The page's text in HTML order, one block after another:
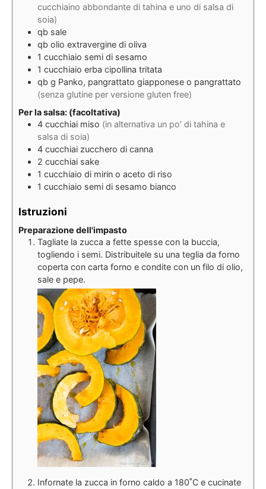
cucchiaino abbondante di tahina e uno di salsa di
soia)
qb sale
qb olio extravergine di oliva
1 cucchiaio semi di sesamo
1 cucchiaio erba cipollina tritata
qb g Panko, pangrattato giapponese o pangrattato
(senza glutine per versione gluten free)
Per la salsa: (facoltativa)
4 cucchiai miso (in alternativa un po’ di tahina e
salsa di soia)
4 cucchiai zucchero di canna
2 cucchiai sake
1 cucchiaio di mirin o aceto di riso
1 cucchiaio semi di sesamo bianco
Istruzioni
Preparazione dell'impasto
Tagliate la zucca a fette spesse con la buccia,
togliendo i semi. Distribuitele su una teglia da forno
coperta con carta forno e condite con un filo di olio,
sale e pepe.
Infornate la zucca in forno caldo a 180˚C e cucinate